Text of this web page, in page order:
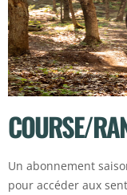
COURSE/
Un abonnement
pour accéder aux